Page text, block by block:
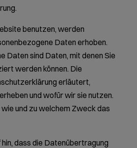
benutzen, werden
Daten erhoben.
Daten sind Daten, mit denen Sie
werden können. Die
erläutert,
und wofür wir sie nutzen.
und zu welchem Zweck das
dass die Datenübertragung